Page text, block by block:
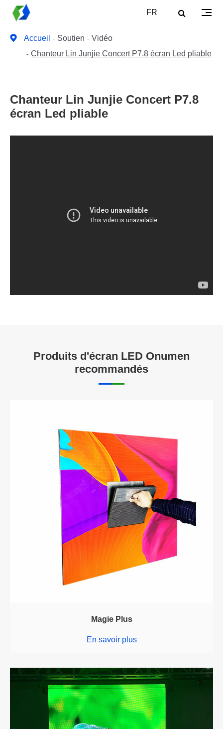
FR
Accueil Soutien
Vidéo
Chanteur Lin Junjie Concert P7.8 écran Led pliable
Chanteur Lin Junjie Concert P7.8
écran Led pliable
Produits d'écran LED Onumen
recommandés
Magie Plus
En savoir plus